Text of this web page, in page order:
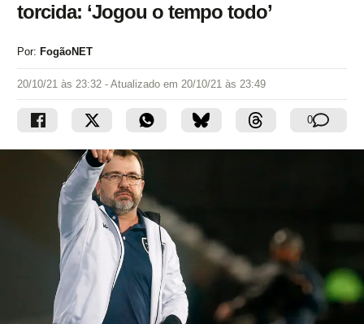
torcida: ‘Jogou o tempo todo’
Por: FogãoNET
20/10/21 às 23:32 - Atualizado em 20/10/21 às 23:49
0